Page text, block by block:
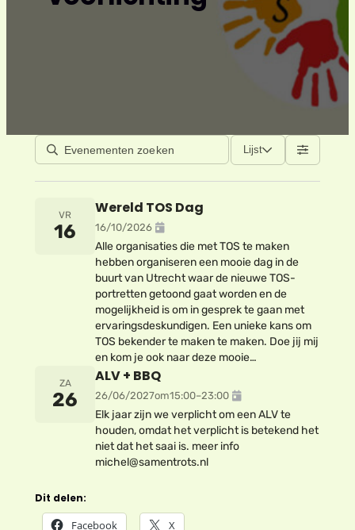
Lijst
VR
16
Wereld TOS Dag
16/10/2026
Alle organisaties die met TOS te maken
hebben organiseren een mooie dag in de
buurt van Utrecht waar de nieuwe TOS-
portretten getoond gaat worden en de
mogelijkheid is om in gesprek te gaan met
ervaringsdeskundigen. Een unieke kans om
TOS bekender te maken te maken. Doe jij mij
en kom je ook naar deze mooie…
ZA
26
ALV + BBQ
26/06/2027om15:00–23:00
Elk jaar zijn we verplicht om een ALV te
houden, omdat het verplicht is betekend het
niet dat het saai is. meer info
michel@samentrots.nl
Dit delen:
Facebook X